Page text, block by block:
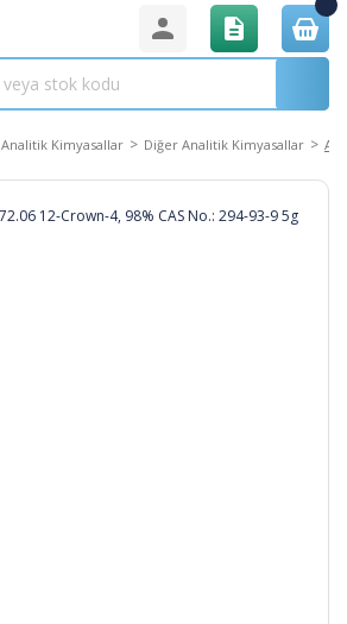
Analitik Kimyasallar Diğer Analitik Kimyasallar